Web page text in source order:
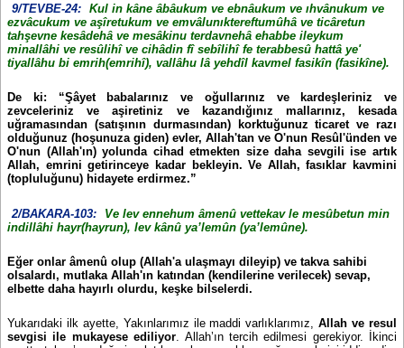
9/TEVBE-24: Kul in kâne âbâukum ve ebnâukum ve ıhvânukum ve
ezvâcukum ve aşîretukum ve emvâlunıktereftumûhâ ve ticâretun
tahşevne kesâdehâ ve mesâkinu terdavnehâ ehabbe ileykum
minallâhi ve resûlihî ve cihâdin fî sebîlihî fe terabbesû hattâ ye'
tiyallâhu bi emrih(emrihî), vallâhu lâ yehdîl kavmel fasikîn (fasikîne).
De ki: “Şâyet babalarınız ve oğullarınız ve kardeşleriniz ve
zevceleriniz ve aşiretiniz ve kazandığınız mallarınız, kesada
uğramasından (satışının durmasından) korktuğunuz ticaret ve razı
olduğunuz (hoşunuza giden) evler, Allah'tan ve O'nun Resûl'ünden ve
O'nun (Allah'ın) yolunda cihad etmekten size daha sevgili ise artık
Allah, emrini getirinceye kadar bekleyin. Ve Allah, fasıklar kavmini
(topluluğunu) hidayete erdirmez.”
2/BAKARA-103:
Ve lev ennehum âmenû vettekav le mesûbetun min
indillâhi hayr(hayrun), lev kânû ya’lemûn (ya’lemûne).
Eğer onlar âmenû olup (Allah'a ulaşmayı dileyip) ve takva sahibi
olsalardı, mutlaka Allah'ın katından (kendilerine verilecek) sevap,
elbette daha hayırlı olurdu, keşke bilselerdi.
Yukarıdaki ilk ayette, Yakınlarımız ile maddi varlıklarımız,Allah ve resul
sevgisi ile mukayese ediliyor. Allah’ın tercih edilmesi gerekiyor. İkinci